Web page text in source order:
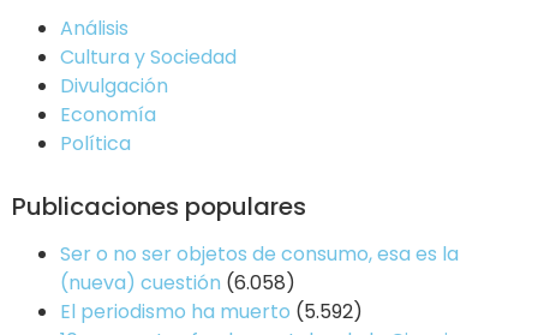
Análisis
Cultura y Sociedad
Divulgación
Economía
Política
Publicaciones populares
Ser o no ser objetos de consumo, esa es la
(nueva) cuestión (6.058)
El periodismo ha muerto (5.592)